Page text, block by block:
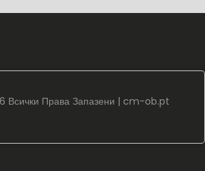
Всички Права Запазени | cm-ob.pt